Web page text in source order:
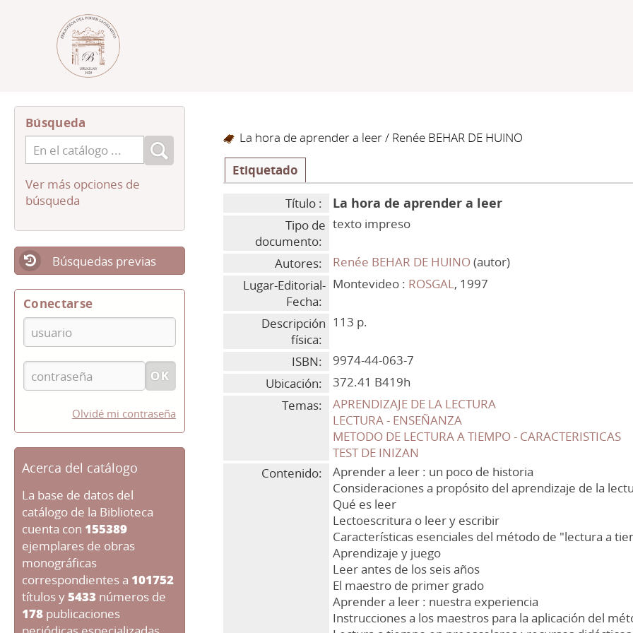
La hora de aprender a leer/ Renée BEHAR DE HUINO
Etiquetado
Título : La hora de aprender a leer
Tipo de
documento:
texto impreso
Autores: Renée BEHAR DE HUINO(autor)
Lugar-Editorial-
Fecha:
Montevideo : ROSGAL, 1997
Descripción
física:
113 p.
ISBN:
9974-44-063-7
Ubicación:
372.41 B419h
Temas:
APRENDIZAJE DE LA LECTURA
LECTURA - ENSEÑANZA
METODO DE LECTURA A TIEMPO - CARACTERISTICAS
TEST DE INIZAN
Contenido:
Aprender a leer : un poco de historia
Consideraciones a propósito del aprendizaje de la
Qué es leer
Lectoescritura o leer y escribir
Características esenciales del método de "lectura a
Aprendizaje y juego
Leer antes de los seis años
El maestro de primer grado
Aprender a leer : nuestra experiencia
Instrucciones a los maestros para la aplicación del
Búsqueda
Ver más opciones de
búsqueda
Búsquedas previas
Conectarse
Olvidé mi contraseña
Acerca del catálogo
La base de datos del
catálogo de la Biblioteca
cuenta con 155389
ejemplares de obras
monográficas
correspondientes a 101752
títulos y5433 números de
178 publicaciones